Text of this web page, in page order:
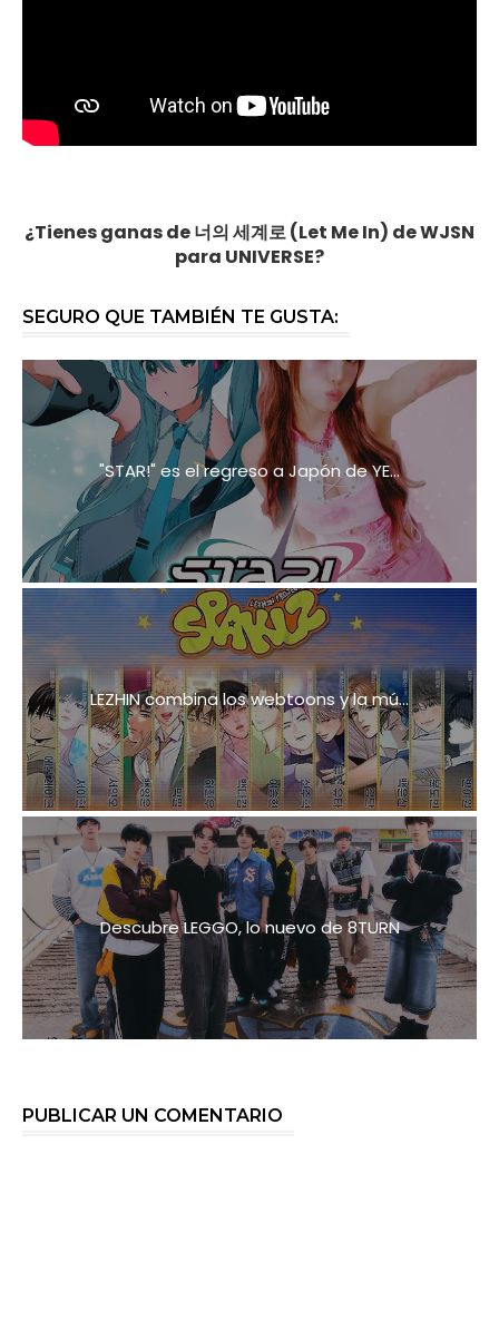
¿Tienes ganas de 너의 세계로 (Let Me In) de WJSN
para UNIVERSE?
SEGURO QUE TAMBIÉN TE GUSTA:
"STAR!" es el regreso a Japón de YE...
LEZHIN combina los webtoons y la mú...
Descubre LEGGO, lo nuevo de 8TURN
PUBLICAR UN COMENTARIO